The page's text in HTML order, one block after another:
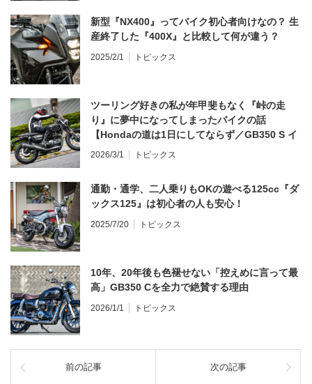
新型『NX400』ってバイク初心者向けなの？ 生
産終了した『400X』と比較して何が違う？
2025/2/1 トピックス
ツーリング好きの私が年甲斐もなく『峠の走
り』に夢中になってしまったバイクの話
【Hondaの道は1日にしてならず／GB350 S イ
ンプレ・レビュー 前編】
2026/3/1 トピックス
通勤・通学、二人乗りもOKの遊べる125cc『ダ
ックス125』は初心者の人も安心！
2025/7/20 トピックス
10年、20年後も色褪せない「控えめに言って最
高」GB350 Cを全力で絶賛する理由
2026/1/1 トピックス
前の記事 次の記事